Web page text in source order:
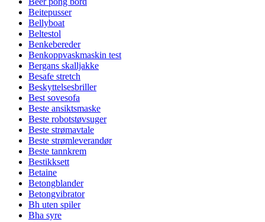
Beitepusser
Bellyboat
Beltestol
Benkebereder
Benkoppvaskmaskin test
Bergans skalljakke
Besafe stretch
Beskyttelsesbriller
Best sovesofa
Beste ansiktsmaske
Beste robotstøvsuger
Beste strømavtale
Beste strømleverandør
Beste tannkrem
Bestikksett
Betaine
Betongblander
Betongvibrator
Bh uten spiler
Bha syre